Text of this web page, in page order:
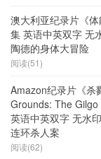
澳大利亚纪录片《
集 英语中英双字 无
陶德的身体大冒险
阅读(51)
Amazon纪录片《杀
Grounds: The
英语中英双字 无水
连环杀人案
阅读(62)